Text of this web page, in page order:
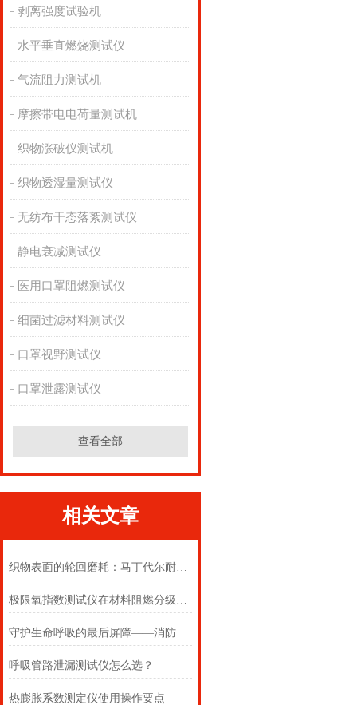
剥离强度试验机
水平垂直燃烧测试仪
气流阻力测试机
摩擦带电电荷量测试机
织物涨破仪测试机
织物透湿量测试仪
无纺布干态落絮测试仪
静电衰减测试仪
医用口罩阻燃测试仪
细菌过滤材料测试仪
口罩视野测试仪
口罩泄露测试仪
查看全部
相关文章
织物表面的轮回磨耗：马丁代尔耐磨仪在多点轨迹与压力恒定下的耐用叙事
极限氧指数测试仪在材料阻燃分级中的浓度边界判定
守护生命呼吸的最后屏障——消防自救呼吸器防护性能测试仪的全面检测
呼吸管路泄漏测试仪怎么选？
热膨胀系数测定仪使用操作要点